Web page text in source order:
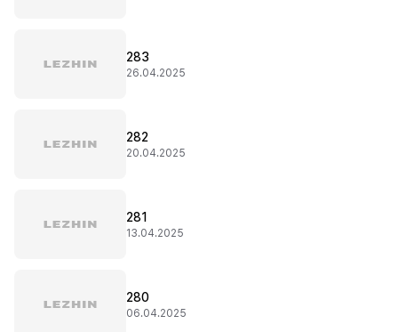
283
26.04.2025
282
20.04.2025
281
13.04.2025
280
06.04.2025